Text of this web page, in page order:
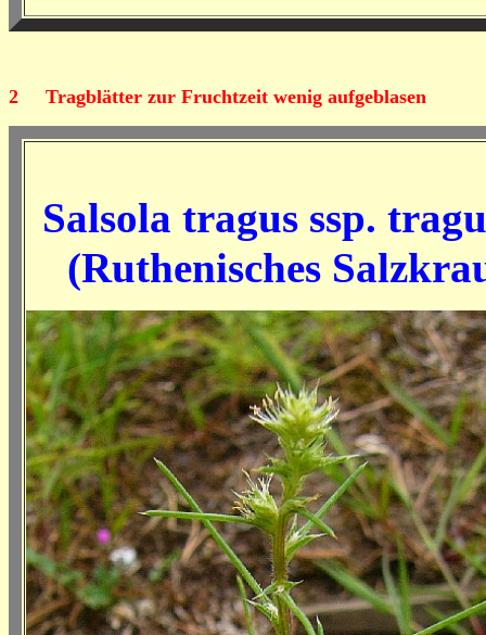
2 Tragblätter zur Fruchtzeit wenig aufgeblasen
Salsola tragus ssp.
(Ruthenisches